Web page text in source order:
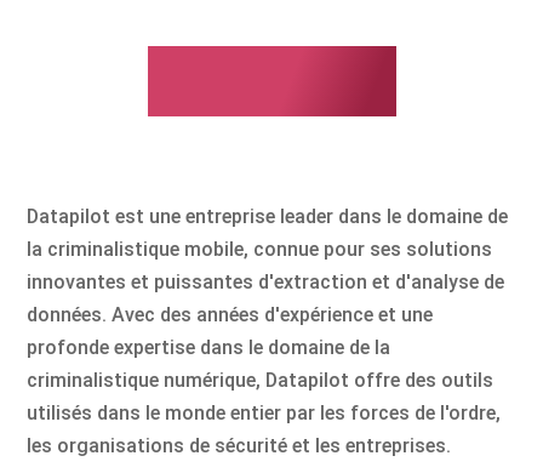
Datapilot est une entreprise leader dans le domaine de
la criminalistique mobile, connue pour ses solutions
innovantes et puissantes d'extraction et d'analyse de
données. Avec des années d'expérience et une
profonde expertise dans le domaine de la
criminalistique numérique, Datapilot offre des outils
utilisés dans le monde entier par les forces de l'ordre,
les organisations de sécurité et les entreprises.